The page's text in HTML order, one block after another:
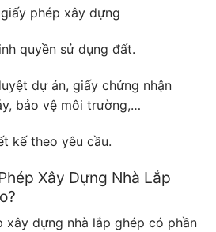
phép xây dựng
quyền sử dụng đất.
dự án, giấy chứng nhận
bảo vệ môi trường,…
kế theo yêu cầu.
Xây Dựng Nhà Lắp
xây dựng nhà lắp ghép có phần